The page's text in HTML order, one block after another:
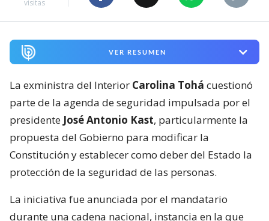
visitas
VER RESUMEN
La exministra del Interior Carolina Tohá cuestionó
parte de la agenda de seguridad impulsada por el
presidente José Antonio Kast, particularmente la
propuesta del Gobierno para modificar la
Constitución y establecer como deber del Estado la
protección de la seguridad de las personas.
La iniciativa fue anunciada por el mandatario
durante una cadena nacional, instancia en la que